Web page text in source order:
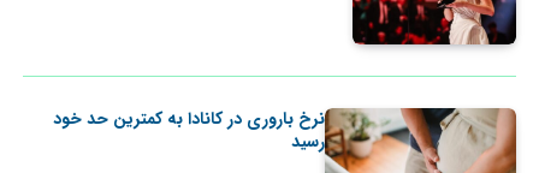
نرخ باروری در کانادا به کمترین حد خود
رسید